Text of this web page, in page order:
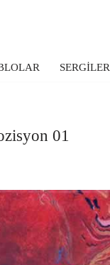
SERGİLER
01